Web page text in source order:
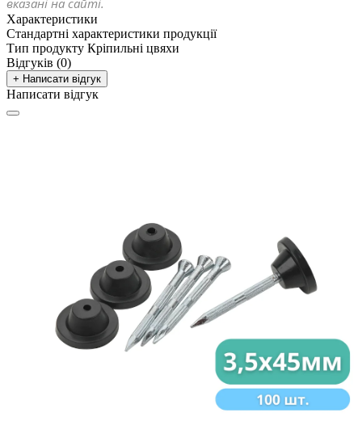
Характеристики
Стандартні характеристики продукції
Тип продукту Кріпильні цвяхи
Відгуків (0)
+ Написати відгук
Написати відгук